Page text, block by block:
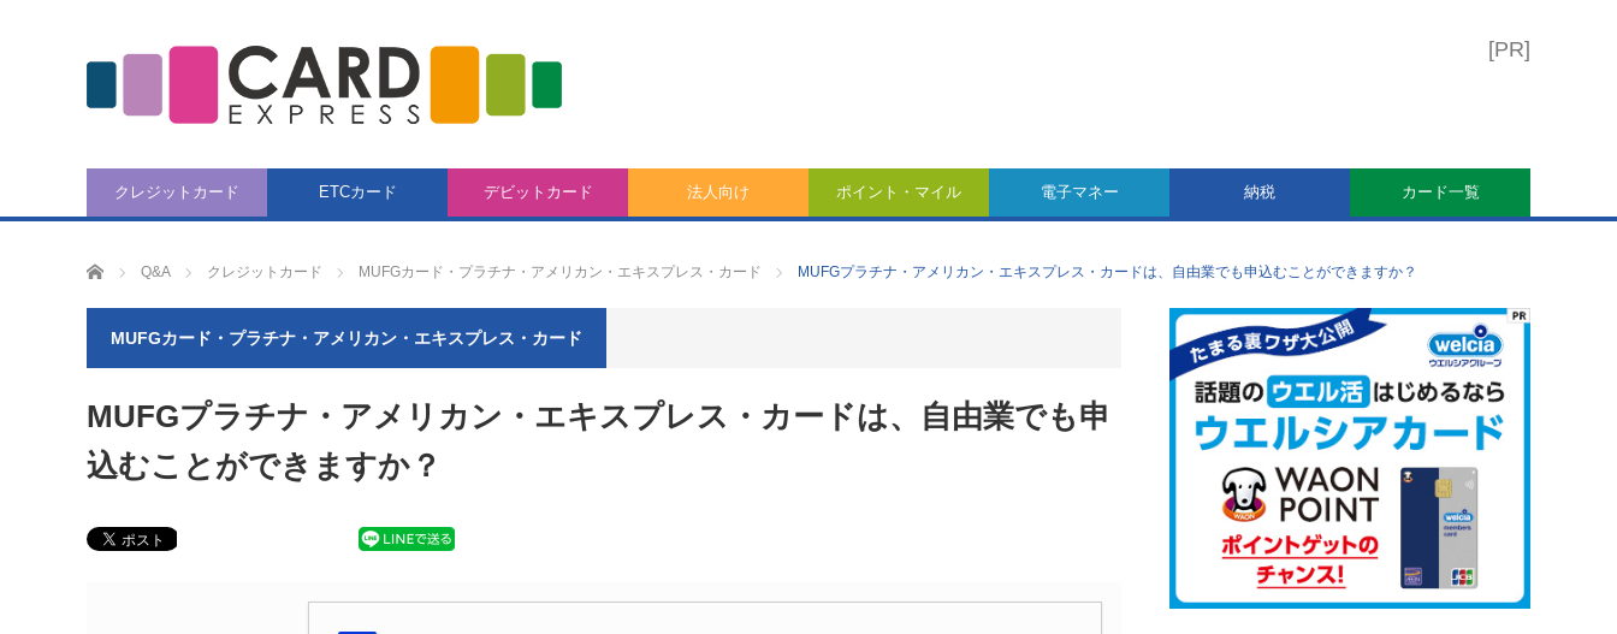
クレジットカード ETCカード デビットカード 法人向け ポイント・マイル 電子マネー 納税 カード一覧
CARD EXPRESS
Q&A クレジットカード MUFGカード・プラチナ・アメリカン・エキスプレス・カード MUFGプラチナ・アメリカン・エキスプレス・カードは、自由業でも申込むことができますか？
MUFGカード・プラチナ・アメリカン・エキスプレス・カード
MUFGプラチナ・アメリカン・エキスプレス・カードは、自由業でも申
込むことができますか？